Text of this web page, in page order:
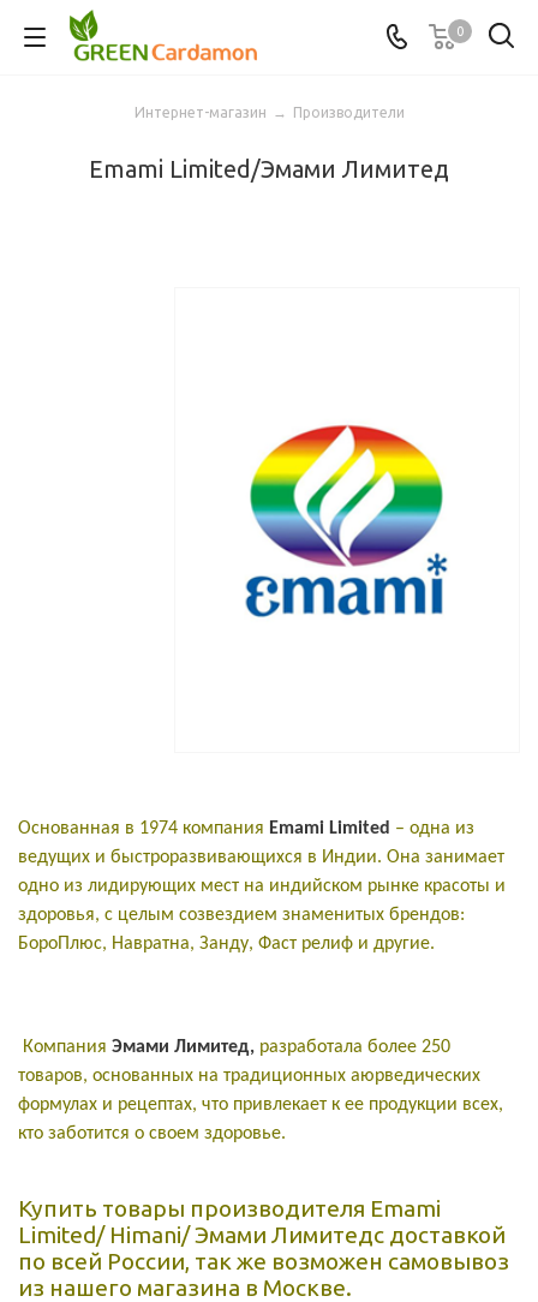
0
Интернет-магазин → Производители
Emami Limited/Эмами Лимитед
Основанная в 1974 компания Emami Limited – одна из
ведущих и быстроразвивающихся в Индии. Она занимает
одно из лидирующих мест на индийском рынке красоты и
здоровья, с целым созвездием знаменитых брендов:
БороПлюс, Навратна, Занду, Фаст релиф и другие.
Компания Эмами Лимитед, разработала более 250
товаров, основанных на традиционных аюрведических
формулах и рецептах, что привлекает к ее продукции всех,
кто заботится о своем здоровье.
Купить товары производителя Emami
Limited/ Himani/ Эмами Лимитедс доставкой
по всей России, так же возможен самовывоз
из нашего магазина в Москве.